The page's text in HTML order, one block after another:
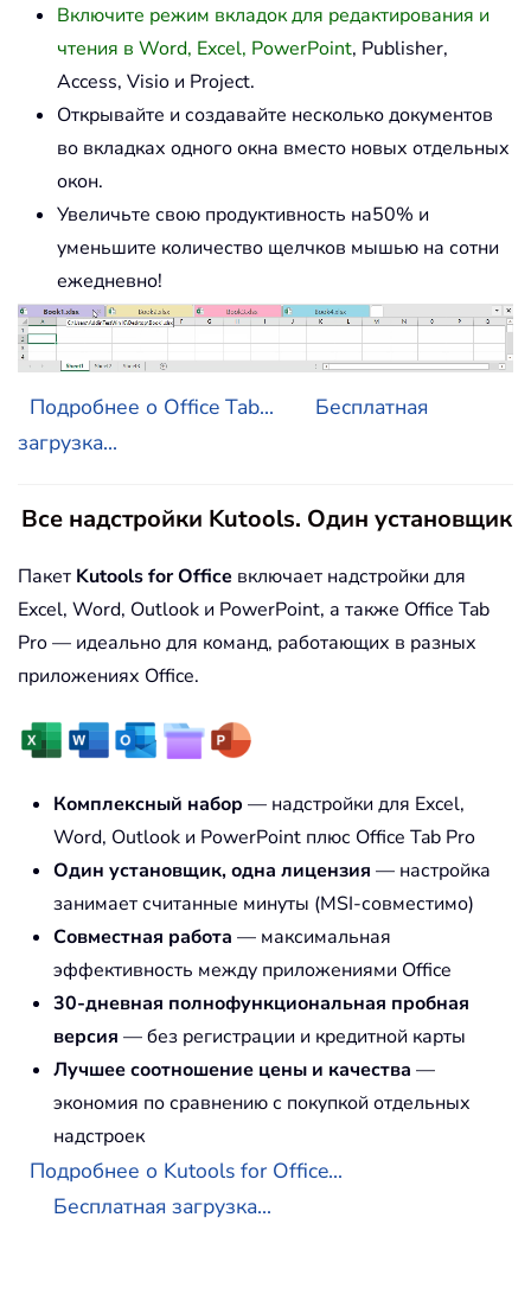
Включите режим вкладок для редактирования и
чтения в Word, Excel, PowerPoint, Publisher,
Access, Visio и Project.
Открывайте и создавайте несколько документов
во вкладках одного окна вместо новых отдельных
окон.
Увеличьте свою продуктивность на50% и
уменьшите количество щелчков мышью на сотни
ежедневно!
Подробнее о Office Tab...
Бесплатная
загрузка...
Все надстройки Kutools. Один установщик
Пакет Kutools for Office включает надстройки для
Excel, Word, Outlook и PowerPoint, а также Office Tab
Pro — идеально для команд, работающих в разных
приложениях Office.
Комплексный набор — надстройки для Excel,
Word, Outlook и PowerPoint плюс Office Tab Pro
Один установщик, одна лицензия — настройка
занимает считанные минуты (MSI-совместимо)
Совместная работа — максимальная
эффективность между приложениями Office
30-дневная полнофункциональная пробная
версия — без регистрации и кредитной карты
Лучшее соотношение цены и качества —
экономия по сравнению с покупкой отдельных
надстроек
Подробнее о Kutools for Office...
Бесплатная загрузка...